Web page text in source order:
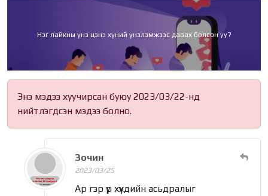
Нэг лайкны үнэ цэнэ хүний үнэлэмжээс давах болсон уу?
Энэ мэдээ хуучирсан буюу 2023/03/22-нд
нийтлэгдсэн мэдээ болно.
Зочин
2023/03/25
Ар гэр үр хүүхдийн асьдралыг